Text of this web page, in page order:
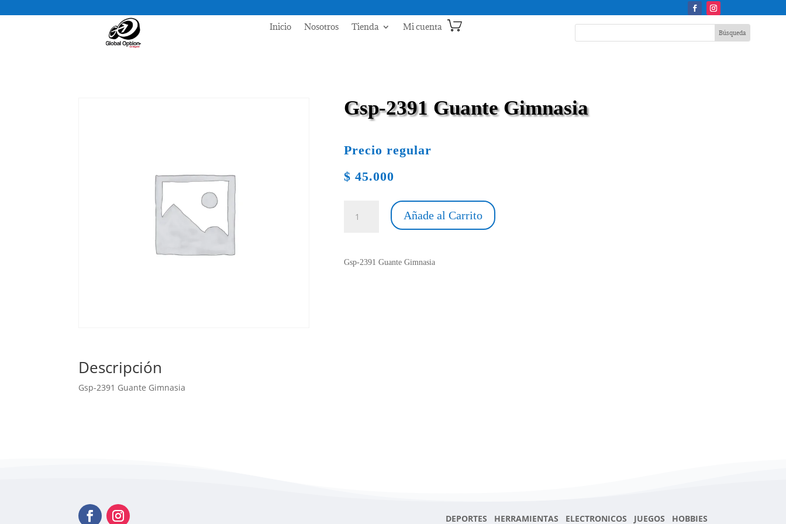
Inicio Nosotros Tienda Mi cuenta
Gsp-2391 Guante Gimnasia
Precio regular
$ 45.000
2391
cantidad
Añade al Carrito
Gsp-2391 Guante Gimnasia
Descripción
Gsp-2391 Guante Gimnasia
DEPORTES HERRAMIENTAS ELECTRONICOS JUEGOS HOBBIES